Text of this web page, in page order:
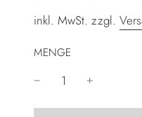
inkl. MwSt. zzgl.
MENGE